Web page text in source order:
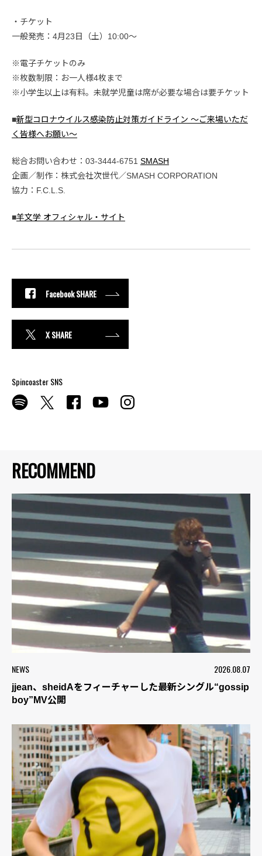
RECOMMEND
NEWS 2026.08.07
jjean、sheidAをフィーチャーした最新シングル“gossip
boy”MV公開
・チケット
一般発売：4月23日（土）10:00〜
※電子チケットのみ
※枚数制限：お一人様4枚まで
※小学生以上は有料。未就学児童は席が必要な場合は要チケット
■新型コロナウイルス感染防止対策ガイドライン ～ご来場いただ
く皆様へお願い～
総合お問い合わせ：03-3444-6751 SMASH
企画／制作：株式会社次世代／SMASH CORPORATION
協力：F.C.L.S.
■羊文学 オフィシャル・サイト
Facebook SHARE
X SHARE
Spincoaster SNS